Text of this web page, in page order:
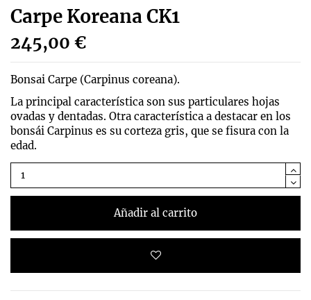
Carpe Koreana CK1
245,00 €
Bonsai Carpe (Carpinus coreana).
La principal característica son sus particulares hojas
ovadas y dentadas. Otra característica a destacar en los
bonsái Carpinus es su corteza gris, que se fisura con la
edad.
Añadir al carrito